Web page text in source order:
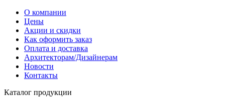
О компании
Цены
Акции и скидки
Как оформить заказ
Оплата и доставка
Архитекторам/Дизайнерам
Новости
Контакты
Каталог продукции